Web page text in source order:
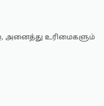
அனைத்து உரிமைகளும்